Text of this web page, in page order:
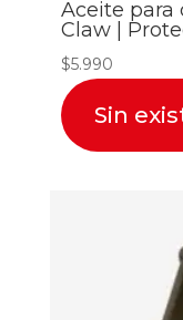
Aceite para
Claw |
$5.990
Sin